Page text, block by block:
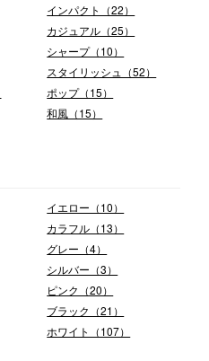
インパクト（22）
カジュアル（25）
シャープ（10）
スタイリッシュ（52）
ポップ（15）
和風（15）
イエロー（10）
カラフル（13）
グレー（4）
シルバー（3）
ピンク（20）
ブラック（21）
ホワイト（107）